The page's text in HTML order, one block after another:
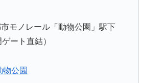
モノレール「動物公園」駅下
ート直結）
物公園